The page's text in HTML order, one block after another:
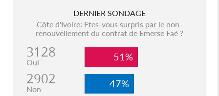
DERNIER SONDAGE
Côte d'Ivoire: Etes-vous surpris par le non-
renouvellement du contrat de Emerse Faé ?
3128
Oui 51%
2902
Non 47%